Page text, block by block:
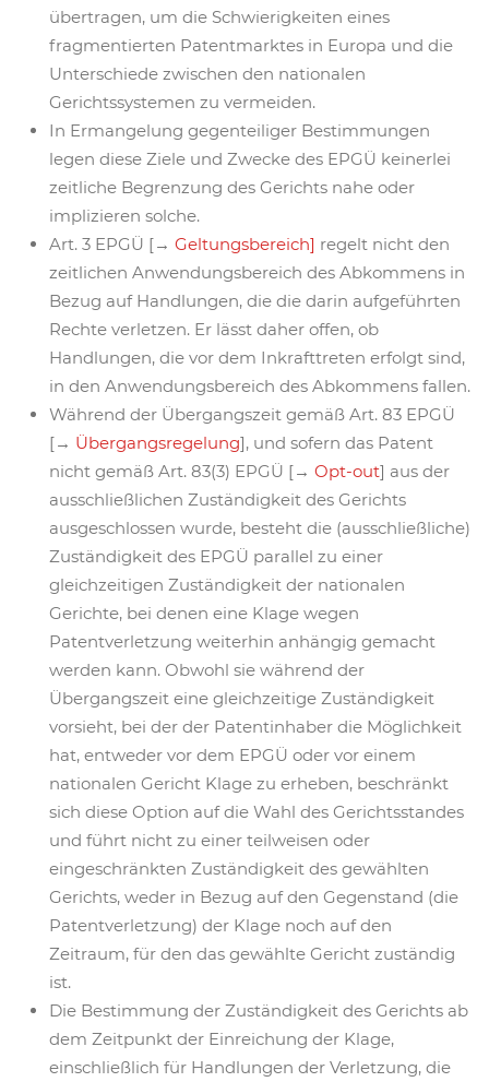
übertragen, um die Schwierigkeiten eines
fragmentierten Patentmarktes in Europa und die
Unterschiede zwischen den nationalen
Gerichtssystemen zu vermeiden.
In Ermangelung gegenteiliger Bestimmungen
legen diese Ziele und Zwecke des EPGÜ keinerlei
zeitliche Begrenzung des Gerichts nahe oder
implizieren solche.
Art. 3 EPGÜ [→ Geltungsbereich] regelt nicht den
zeitlichen Anwendungsbereich des Abkommens in
Bezug auf Handlungen, die die darin aufgeführten
Rechte verletzen. Er lässt daher offen, ob
Handlungen, die vor dem Inkrafttreten erfolgt sind,
in den Anwendungsbereich des Abkommens fallen.
Während der Übergangszeit gemäß Art. 83 EPGÜ
[→ Übergangsregelung], und sofern das Patent
nicht gemäß Art. 83(3) EPGÜ [→ Opt-out] aus der
ausschließlichen Zuständigkeit des Gerichts
ausgeschlossen wurde, besteht die (ausschließliche)
Zuständigkeit des EPGÜ parallel zu einer
gleichzeitigen Zuständigkeit der nationalen
Gerichte, bei denen eine Klage wegen
Patentverletzung weiterhin anhängig gemacht
werden kann. Obwohl sie während der
Übergangszeit eine gleichzeitige Zuständigkeit
vorsieht, bei der der Patentinhaber die Möglichkeit
hat, entweder vor dem EPGÜ oder vor einem
nationalen Gericht Klage zu erheben, beschränkt
sich diese Option auf die Wahl des Gerichtsstandes
und führt nicht zu einer teilweisen oder
eingeschränkten Zuständigkeit des gewählten
Gerichts, weder in Bezug auf den Gegenstand (die
Patentverletzung) der Klage noch auf den
Zeitraum, für den das gewählte Gericht zuständig
ist.
Die Bestimmung der Zuständigkeit des Gerichts ab
dem Zeitpunkt der Einreichung der Klage,
einschließlich für Handlungen der Verletzung, die